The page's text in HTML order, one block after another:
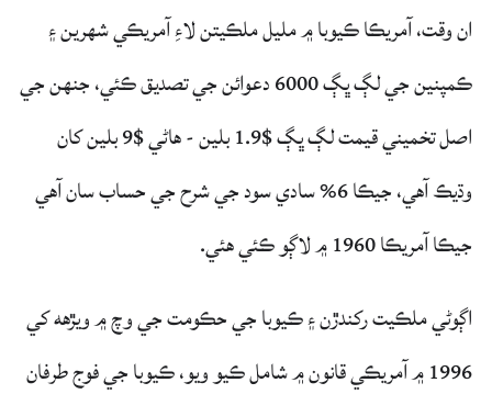
ان وقت، آمريڪا ڪيوبا ۾ مليل ملڪيتن لاءِ آمريڪي شهرين ۽
ڪمپنين جي لڳ ڀڳ 6000 دعوائن جي تصديق ڪئي، جنهن جي
اصل تخميني قيمت لڳ ڀڳ $1.9 بلين - هاڻي $9 بلين کان
وڌيڪ آهي، جيڪا 6% سادي سود جي شرح جي حساب سان آهي
جيڪا آمريڪا 1960 ۾ لاڳو ڪئي هئي.
اڳوڻي ملڪيت رکندڙن ۽ ڪيوبا جي حڪومت جي وچ ۾ ويڙهه کي
1996 ۾ آمريڪي قانون ۾ شامل ڪيو ويو، ڪيوبا جي فوج طرفان